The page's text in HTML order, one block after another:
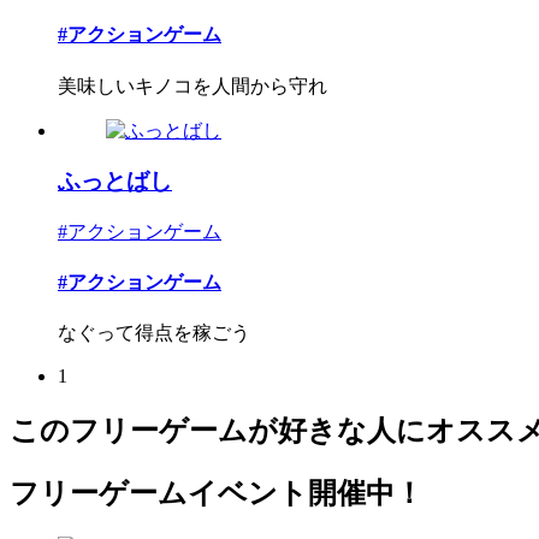
#アクションゲーム
美味しいキノコを人間から守れ
ふっとばし
#アクションゲーム
#アクションゲーム
なぐって得点を稼ごう
1
このフリーゲームが好きな人にオスス
フリーゲームイベント開催中！